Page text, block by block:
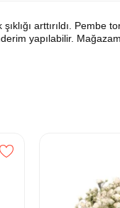
arttırıldı. Pembe
yapılabilir.